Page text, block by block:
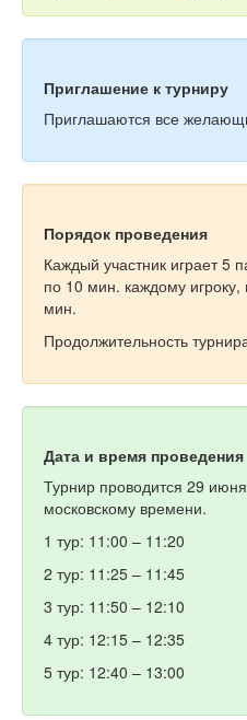
Учитель
Приглашение к турниру
Приглашаются все
Порядок проведения
Каждый участник играет 5
по 10 мин. каждому
мин.
Продолжительность
Дата и время проведения
Турнир проводится 29
московскому времени.
1 тур: 11:00 – 11:20
2 тур: 11:25 – 11:45
3 тур: 11:50 – 12:10
4 тур: 12:15 – 12:35
5 тур: 12:40 – 13:00